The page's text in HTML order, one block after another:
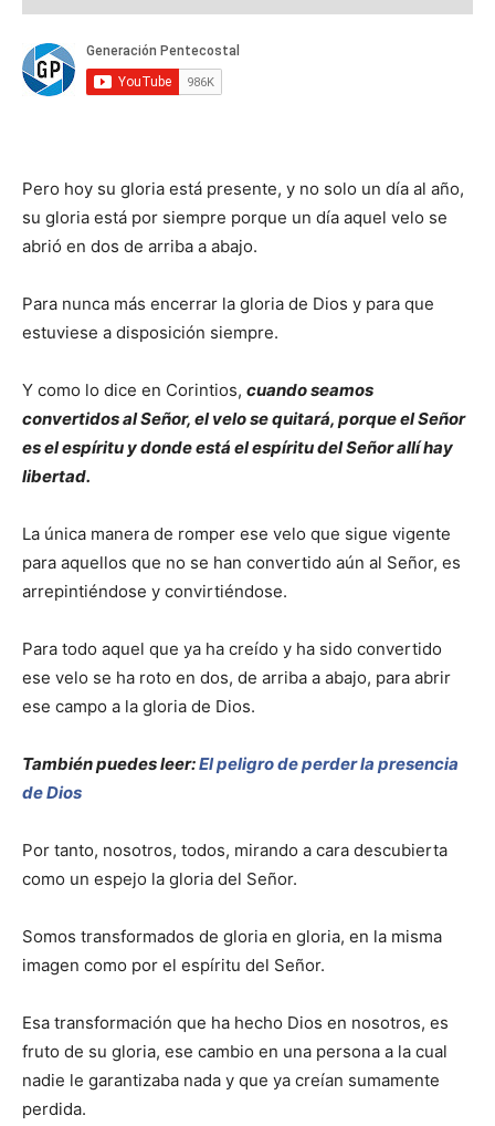
Pero hoy su gloria está presente, y no solo un día al año,
su gloria está por siempre porque un día aquel velo se
abrió en dos de arriba a abajo.
Para nunca más encerrar la gloria de Dios y para que
estuviese a disposición siempre.
Y como lo dice en Corintios, cuando seamos
convertidos al Señor, el velo se quitará, porque el Señor
es el espíritu y donde está el espíritu del Señor allí hay
libertad.
La única manera de romper ese velo que sigue vigente
para aquellos que no se han convertido aún al Señor, es
arrepintiéndose y convirtiéndose.
Para todo aquel que ya ha creído y ha sido convertido
ese velo se ha roto en dos, de arriba a abajo, para abrir
ese campo a la gloria de Dios.
También puedes leer:El peligro de perder la presencia
de Dios
Por tanto, nosotros, todos, mirando a cara descubierta
como un espejo la gloria del Señor.
Somos transformados de gloria en gloria, en la misma
imagen como por el espíritu del Señor.
Esa transformación que ha hecho Dios en nosotros, es
fruto de su gloria, ese cambio en una persona a la cual
nadie le garantizaba nada y que ya creían sumamente
perdida.